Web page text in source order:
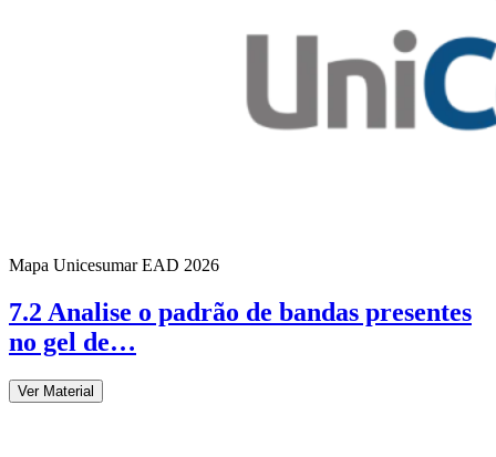
Mapa Unicesumar EAD 2026
7.2 Analise o padrão de bandas presentes
no gel de…
Ver Material